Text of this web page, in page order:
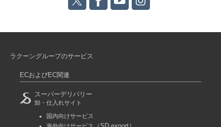
ラクーングループのサービス
ECおよびEC関連
スーパーデリバリー
卸・仕入れサイト
国内向けサービス